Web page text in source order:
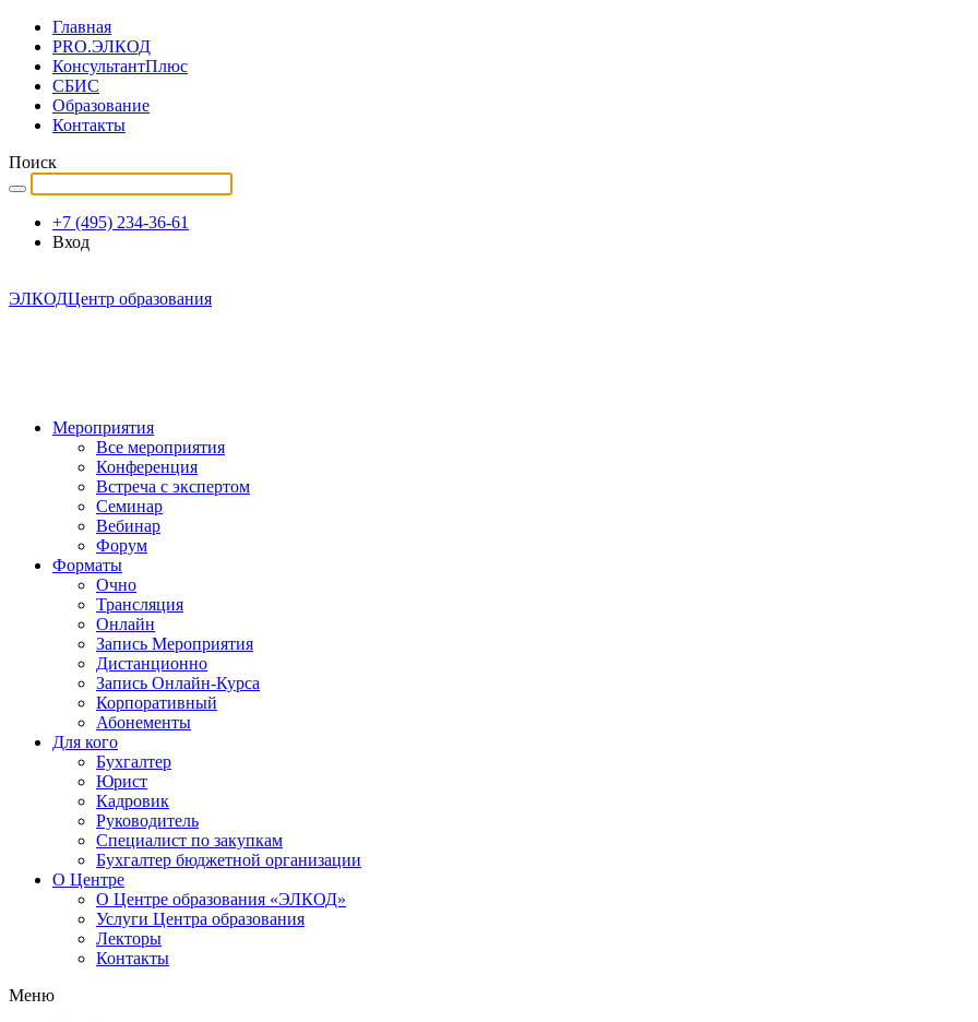
Главная
PRO.ЭЛКОД
КонсультантПлюс
СБИС
Образование
Контакты
Поиск
+7 (495) 234-36-61
Вход
ЭЛКОДЦентр образования
Мероприятия
Все мероприятия
Конференция
Встреча с экспертом
Семинар
Вебинар
Форум
Форматы
Очно
Трансляция
Онлайн
Запись Мероприятия
Дистанционно
Запись Онлайн-Курса
Корпоративный
Абонементы
Для кого
Бухгалтер
Юрист
Кадровик
Руководитель
Специалист по закупкам
Бухгалтер бюджетной организации
О Центре
О Центре образования «ЭЛКОД»
Услуги Центра образования
Лекторы
Контакты
Меню